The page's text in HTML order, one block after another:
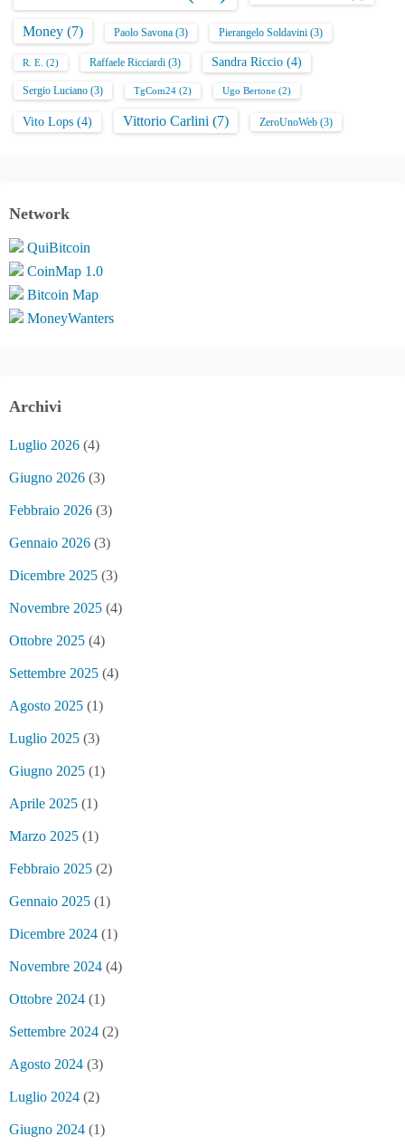
Money (7) Paolo Savona (3) Pierangelo Soldavini (3)
R. E. (2) Raffaele Ricciardi (3) Sandra Riccio (4)
Sergio Luciano (3) TgCom24 (2) Ugo Bertone (2)
Vito Lops (4) Vittorio Carlini (7) ZeroUnoWeb (3)
Network
QuiBitcoin
CoinMap 1.0
Bitcoin Map
MoneyWanters
Archivi
Luglio 2026 (4)
Giugno 2026 (3)
Febbraio 2026 (3)
Gennaio 2026 (3)
Dicembre 2025 (3)
Novembre 2025 (4)
Ottobre 2025 (4)
Settembre 2025 (4)
Agosto 2025 (1)
Luglio 2025 (3)
Giugno 2025 (1)
Aprile 2025 (1)
Marzo 2025 (1)
Febbraio 2025 (2)
Gennaio 2025 (1)
Dicembre 2024 (1)
Novembre 2024 (4)
Ottobre 2024 (1)
Settembre 2024 (2)
Agosto 2024 (3)
Luglio 2024 (2)
Giugno 2024 (1)